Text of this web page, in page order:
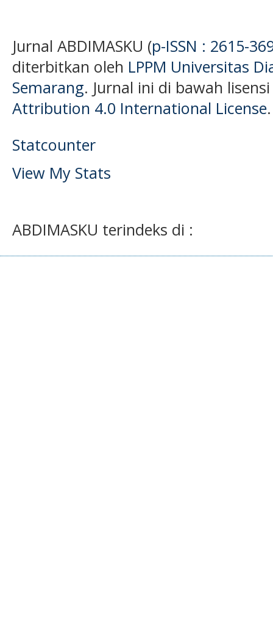
Jurnal ABDIMASKU (p-ISSN : 2615-
diterbitkan oleh LPPM Universitas
Semarang. Jurnal ini di bawah
Attribution 4.0 International License.
Statcounter
View My Stats
ABDIMASKU terindeks di :